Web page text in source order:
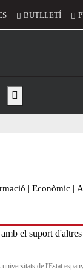
BUTLLETÍ
de
Show main menu
| Econòmic |
de l'Estat